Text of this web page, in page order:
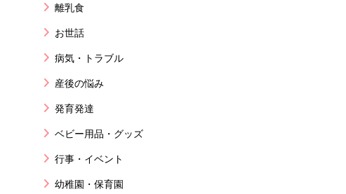
離乳食
お世話
病気・トラブル
産後の悩み
発育発達
ベビー用品・グッズ
行事・イベント
幼稚園・保育園